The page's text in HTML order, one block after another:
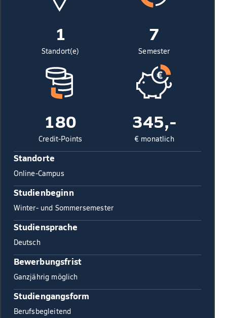
1
Standort(e)
7
Semester
180
Credit-Points
345,-
€ monatlich
Standorte
Online-Campus
Studienbeginn
Winter- und Sommersemester
Studiensprache
Deutsch
Bewerbungsfrist
Ganzjährig möglich
Studiengangsform
Berufsbegleitend